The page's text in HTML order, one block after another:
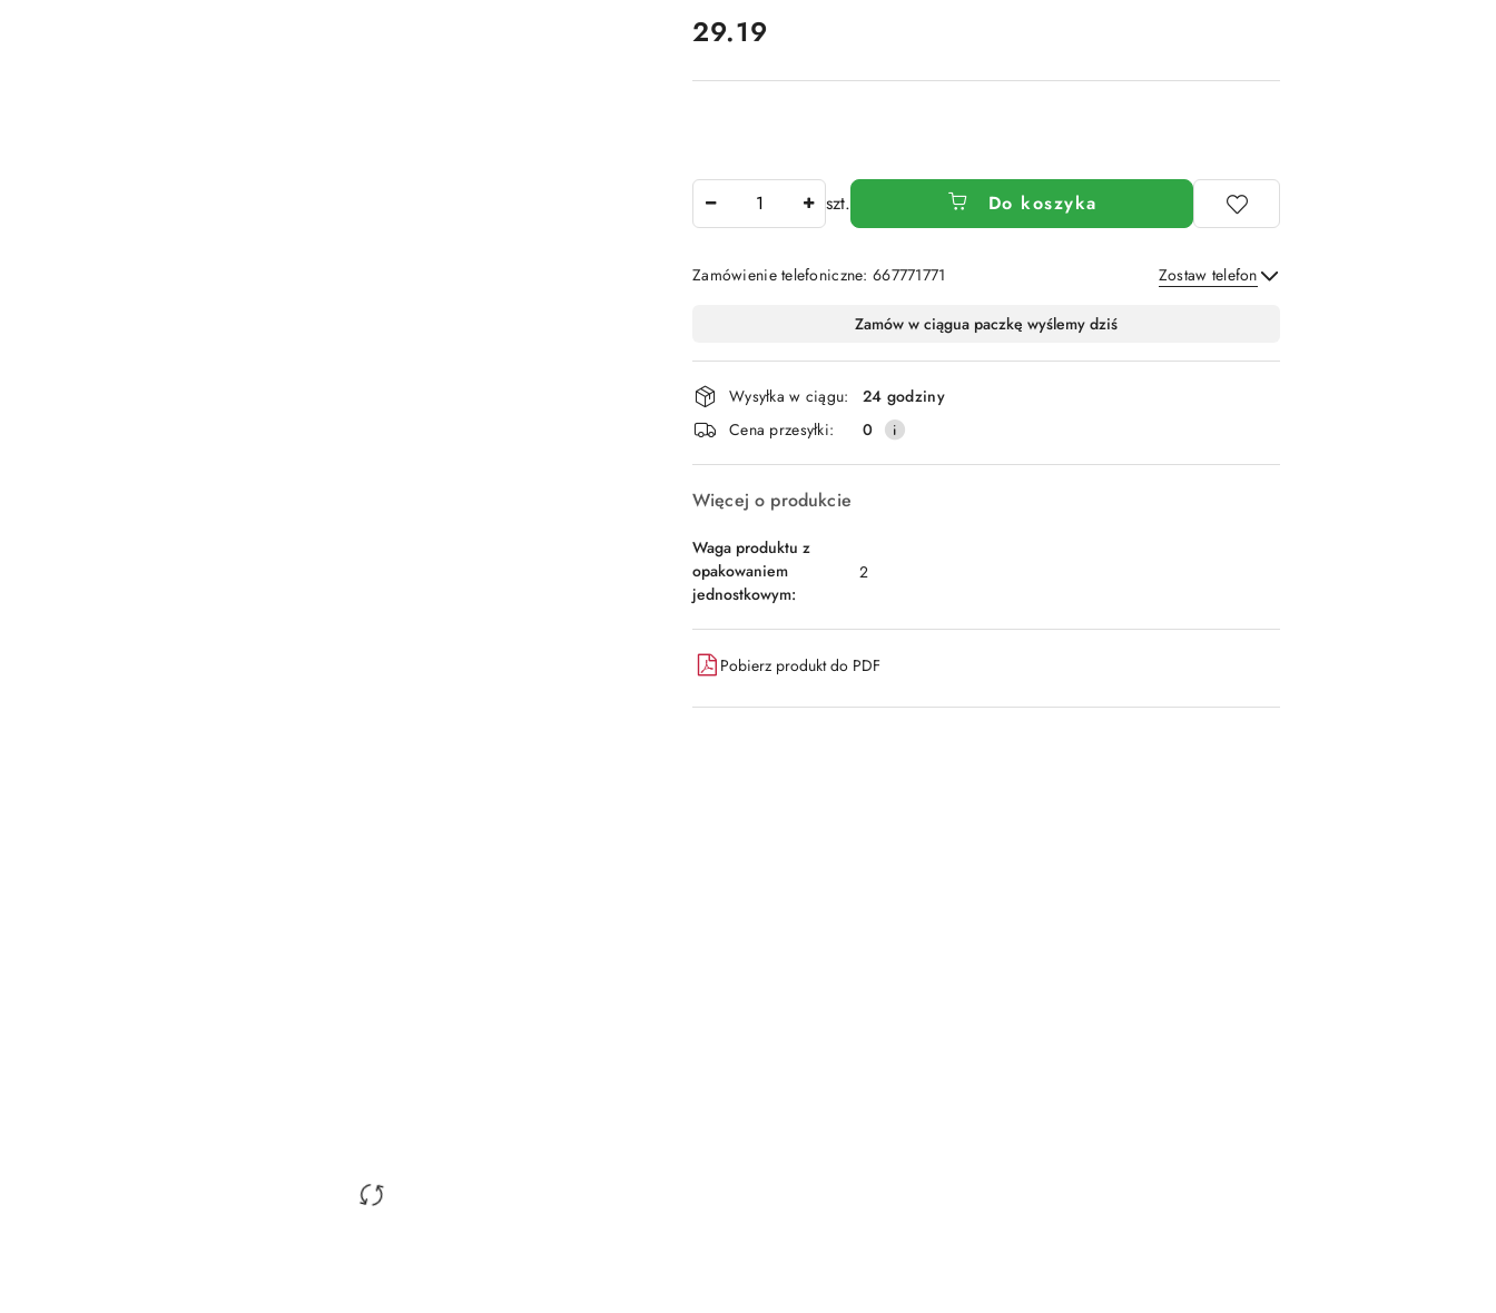
cena:
29.19
szt. Do koszyka
Zamówienie telefoniczne: 667771771 Zostaw telefon
i
dostawa
Zamów w ciągua paczkę wyślemy dziś
Wysyłka w ciągu:
24 godziny
Cena przesyłki:
0
Więcej o produkcie
Waga produktu z
opakowaniem
jednostkowym:
2
Pobierz produkt do PDF